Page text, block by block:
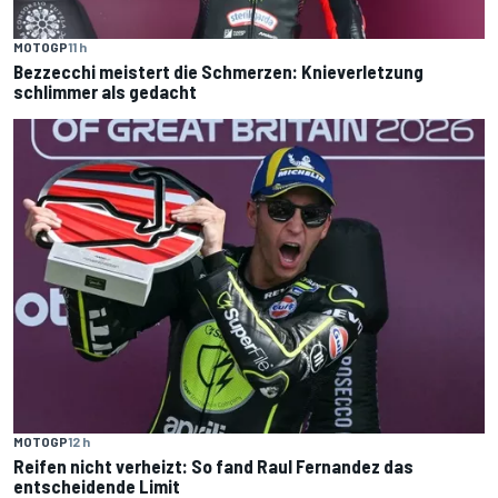
MOTOGP11 h
Bezzecchi meistert die Schmerzen: Knieverletzung
schlimmer als gedacht
MOTOGP12 h
Reifen nicht verheizt: So fand Raul Fernandez das
entscheidende Limit